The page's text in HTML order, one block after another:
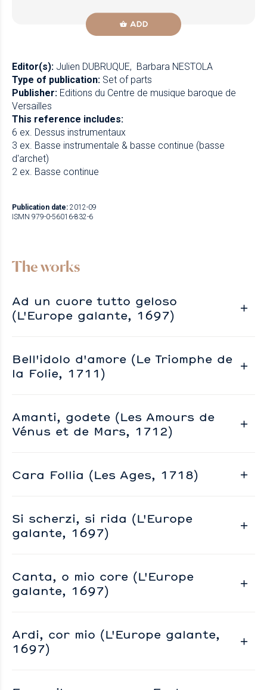
ADD
Editor(s): Julien DUBRUQUE
Barbara NESTOLA
Type of publication: Set of parts
Publisher: Editions du Centre de musique baroque de
Versailles
This reference includes:
6 ex. Dessus instrumentaux
3 ex. Basse instrumentale & basse continue (basse
d'archet)
2 ex. Basse continue
Publication date: 2012-09
ISMN 979-0-56016-832-6
The works
Ad un cuore tutto geloso
(L'Europe galante, 1697)
Bell'idolo d'amore (Le Triomphe de
la Folie, 1711)
Amanti, godete (Les Amours de
Vénus et de Mars, 1712)
Cara Follia (Les Ages, 1718)
Si scherzi, si rida (L'Europe
galante, 1697)
Canta, o mio core (L'Europe
galante, 1697)
Ardi, cor mio (L'Europe galante,
1697)